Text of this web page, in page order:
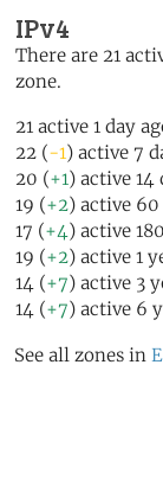
IPv4
There are 21
zone.
21 active 1 day
22 (-1) active 7
20 (+1) active 14
19 (+2) active 60
17 (+4) active
19 (+2) active 1
14 (+7) active 3
14 (+7) active 6
See all zones in